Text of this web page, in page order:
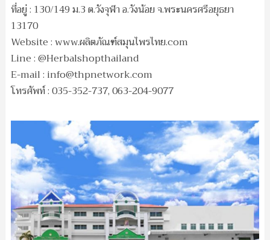
ที่อยู่ : 130/149 ม.3 ต.วังจุฬา อ.วังน้อย จ.พระนครศรีอยุธยา
13170
Website : www.ผลิตภัณฑ์สมุนไพรไทย.com
Line : @Herbalshopthailand
E-mail : info@thpnetwork.com
โทรศัพท์ : 035-352-737, 063-204-9077